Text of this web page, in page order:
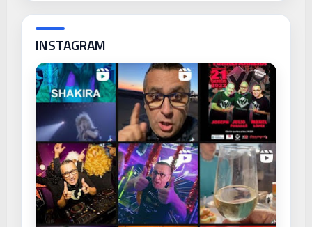
INSTAGRAM